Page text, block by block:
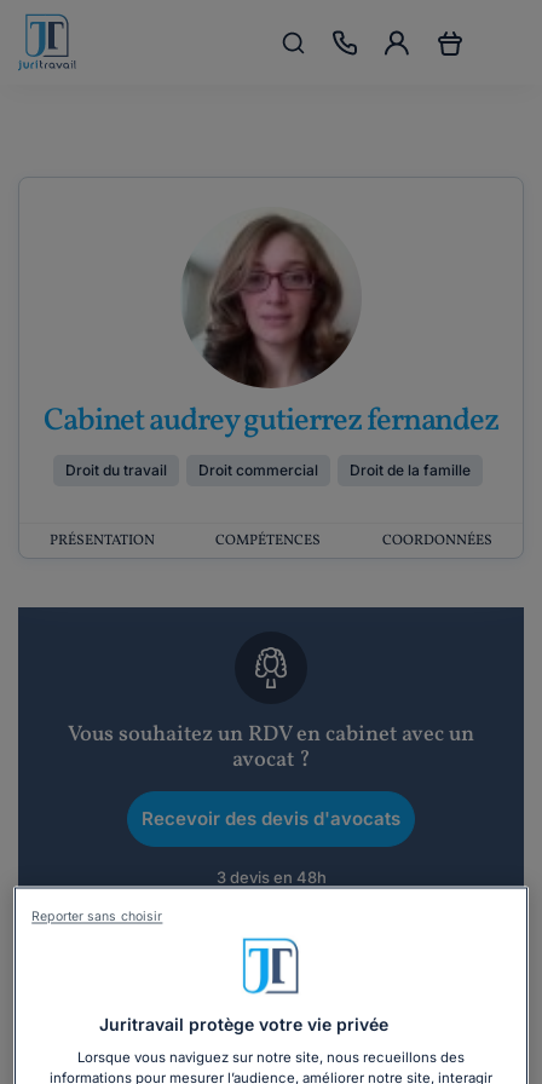
Cabinet audrey gutierrez fernandez
Droit du travail Droit commercial Droit de la famille
PRÉSENTATION COMPÉTENCES COORDONNÉES
Vous souhaitez un RDV en cabinet avec un
avocat ?
Recevoir des devis d'avocats
3 devis en 48h
Vous souhaitez une consultation par
téléphone ?
Juritravail protège votre vie privée
Lorsque vous naviguez sur notre site, nous recueillons des
informations pour mesurer l’audience, améliorer notre site, interagir
Reporter sans choisir